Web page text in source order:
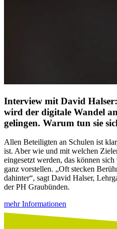
Interview mit David
wird der digitale Wandel
gelingen. Warum tun sie
Allen Beteiligten an Schulen ist
ist. Aber wie und mit welchen
eingesetzt werden, das können
ganz vorstellen. „Oft stecken
dahinter“, sagt David Halser,
der PH Graubünden.
mehr Informationen